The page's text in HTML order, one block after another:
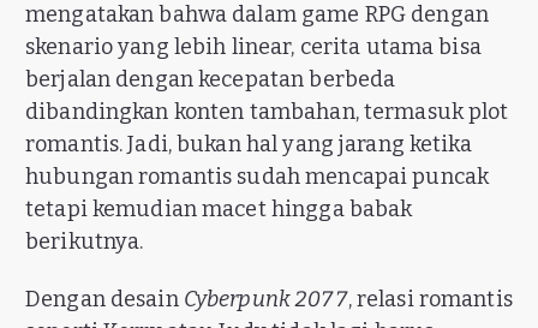
mengatakan bahwa dalam game RPG dengan
skenario yang lebih linear, cerita utama bisa
berjalan dengan kecepatan berbeda
dibandingkan konten tambahan, termasuk plot
romantis. Jadi, bukan hal yang jarang ketika
hubungan romantis sudah mencapai puncak
tetapi kemudian macet hingga babak
berikutnya.
Dengan desain Cyberpunk 2077, relasi romantis